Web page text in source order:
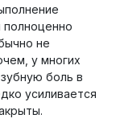
не
у многих
боль в
усиливается